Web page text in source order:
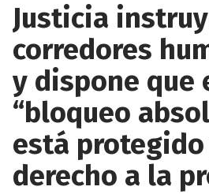
Justicia
corredores
y dispone que
“bloqueo
está
derecho a la